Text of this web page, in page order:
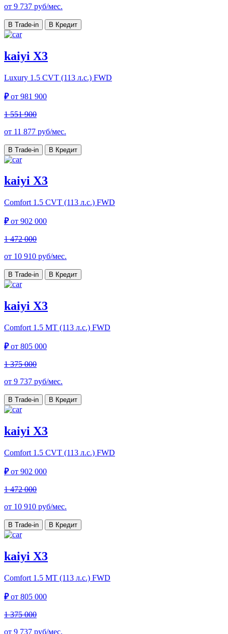
от 9 737 руб/мес.
В Trade-in В Кредит
kaiyi X3
Luxury 1.5 CVT (113 л.с.) FWD
₽от 981 900
1 551 900
от 11 877 руб/мес.
В Trade-in В Кредит
kaiyi X3
Comfort 1.5 CVT (113 л.с.) FWD
₽от 902 000
1 472 000
от 10 910 руб/мес.
В Trade-in В Кредит
kaiyi X3
Comfort 1.5 MT (113 л.с.) FWD
₽от 805 000
1 375 000
от 9 737 руб/мес.
В Trade-in В Кредит
kaiyi X3
Comfort 1.5 CVT (113 л.с.) FWD
₽от 902 000
1 472 000
от 10 910 руб/мес.
В Trade-in В Кредит
kaiyi X3
Comfort 1.5 MT (113 л.с.) FWD
₽от 805 000
1 375 000
от 9 737 руб/мес.